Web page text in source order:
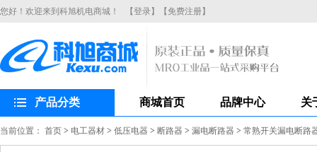
您好！欢迎来到科旭机电商城！ 【登录】 【免费注册】
产品分类 商城首页 品牌中心 关
当前位置： 首页 > 电工器材 > 低压电器 > 断路器 > 漏电断路器 > 常熟开关漏电断路